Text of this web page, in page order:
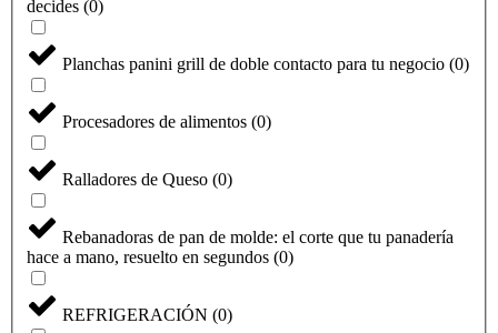
decides (0)
Planchas panini grill de doble contacto para tu negocio (0)
Procesadores de alimentos (0)
Ralladores de Queso (0)
Rebanadoras de pan de molde: el corte que tu panadería
hace a mano, resuelto en segundos (0)
REFRIGERACIÓN (0)
¿Cómo calificarías tu experiencia?
Seleccione
una
opción
de
a
5
No fue buena Muy Buena